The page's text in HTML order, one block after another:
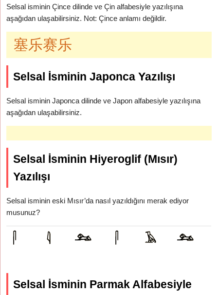
Selsal isminin Çince dilinde ve Çin alfabesiyle yazılışına
aşağıdan ulaşabilirsiniz. Not: Çince anlamı değildir.
塞乐赛乐
Selsal İsminin Japonca Yazılışı
Selsal isminin Japonca dilinde ve Japon alfabesiyle yazılışına
aşağıdan ulaşabilirsiniz.
Selsal İsminin Hiyeroglif (Mısır)
Yazılışı
Selsal isminin eski Mısır’da nasıl yazıldığını merak ediyor
musunuz?
Selsal İsminin Parmak Alfabesiyle